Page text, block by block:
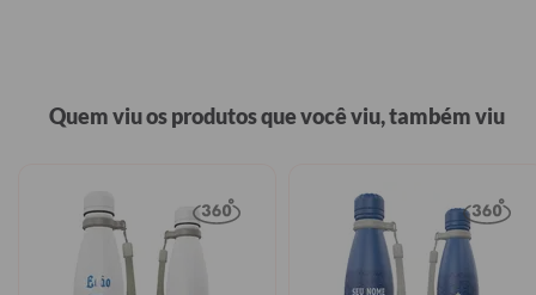
Quem viu os produtos que você viu, também viu